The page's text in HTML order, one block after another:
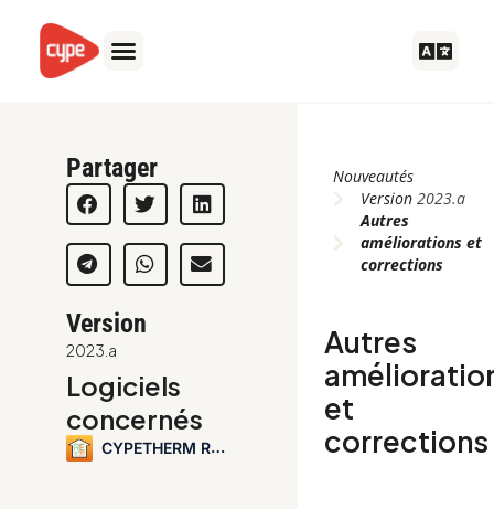
contenu
Partager
Version
2023.a
Logiciels
concernés
CYPETHERM RE2020
Nouveautés
Version2023.a
Autres
améliorations et
corrections
Autres
et
corrections